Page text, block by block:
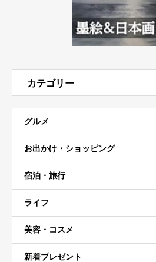
カテゴリー
グルメ
お出かけ・ショッピング
宿泊・旅行
ライフ
美容・コスメ
新着プレゼント